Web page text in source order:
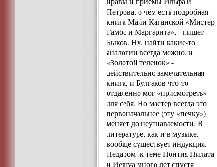
Петрова, о чем есть подробная
книга Майи Каганской «Мистер
Гамбс и Маргарита», - пишет
Быков. Ну, найти какие-то
аналогии всегда можно, и
«Золотой теленок» -
действительно замечательная
книга, и Булгаков что-то
отдаленно мог «присмотреть»
для себя. Но мастер всегда это
первоначальное (эту «печку»)
меняет до неузнаваемости. В
литературе, как и в музыке,
вообще существует индукция.
Недаром к теме Понтия Пилата
и Иешуа много лет спустя